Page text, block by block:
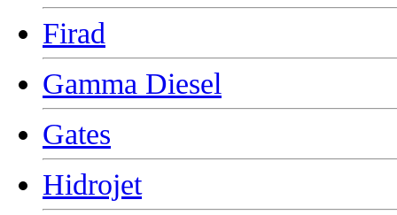
Firad
Gamma Diesel
Gates
Hidrojet